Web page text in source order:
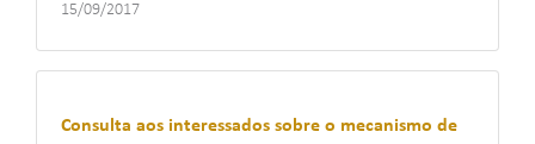
15/09/2017
Consulta aos interessados sobre o mecanismo de